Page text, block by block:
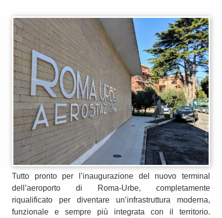
Tutto pronto per l’inaugurazione del nuovo terminal
dell’aeroporto di Roma-Urbe, completamente
riqualificato per diventare un’infrastruttura moderna,
funzionale e sempre più integrata con il territorio.